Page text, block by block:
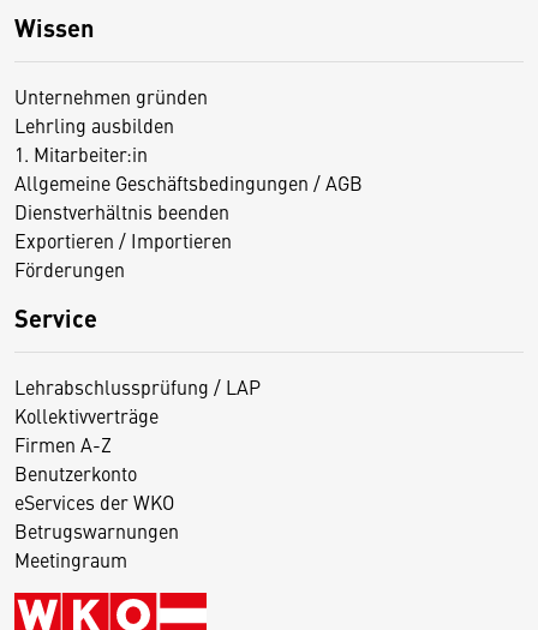
Wissen
Unternehmen gründen
Lehrling ausbilden
1. Mitarbeiter:in
Allgemeine Geschäftsbedingungen / AGB
Dienstverhältnis beenden
Exportieren / Importieren
Förderungen
Service
Lehrabschlussprüfung / LAP
Kollektivverträge
Firmen A-Z
Benutzerkonto
eServices der WKO
Betrugswarnungen
Meetingraum